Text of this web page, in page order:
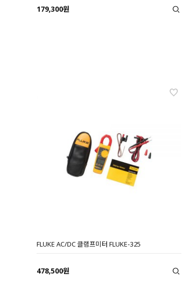
179,300원
FLUKE AC/DC 클램프미터 FLUKE-325
478,500원